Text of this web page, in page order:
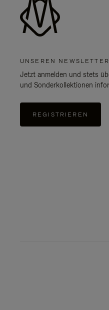
UNSEREN
Jetzt anmelden und stets
und Sonderkollektionen
REGISTRIEREN